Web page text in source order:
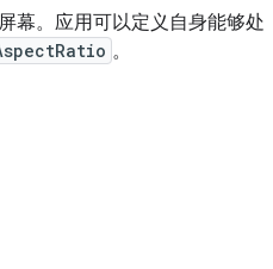
幕。应用可以定义自身能够处
。